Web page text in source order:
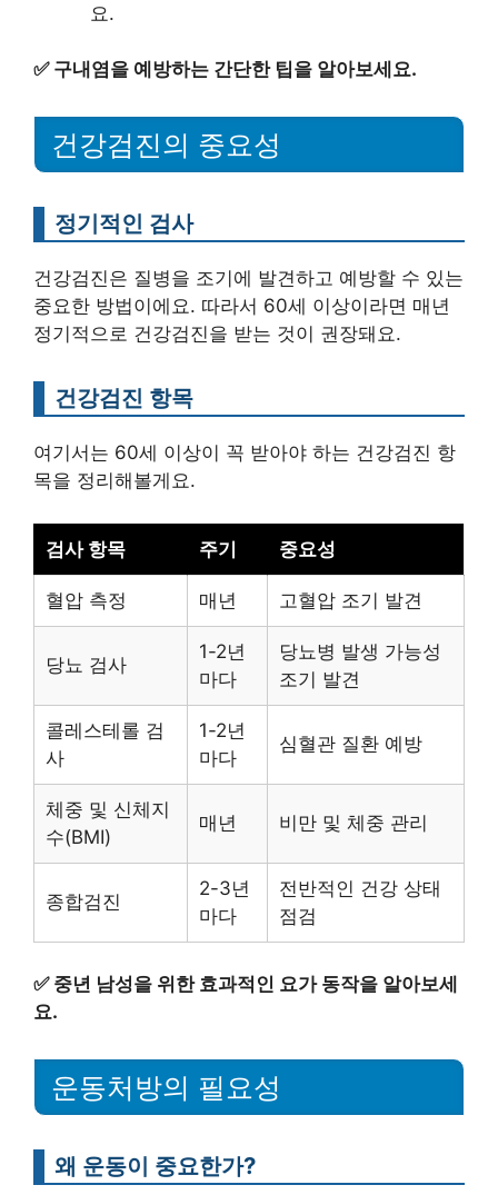
요.
✅ 구내염을 예방하는 간단한 팁을 알아보세요.
건강검진의 중요성
정기적인 검사
건강검진은 질병을 조기에 발견하고 예방할 수 있는
중요한 방법이에요. 따라서 60세 이상이라면 매년
정기적으로 건강검진을 받는 것이 권장돼요.
건강검진 항목
여기서는 60세 이상이 꼭 받아야 하는 건강검진 항
목을 정리해볼게요.
검사 항목 주기 중요성
혈압 측정 매년 고혈압 조기 발견
당뇨 검사
1-2년
마다
당뇨병 발생 가능성
조기 발견
콜레스테롤 검
사
1-2년
마다
심혈관 질환 예방
체중 및 신체지
수(BMI)
매년 비만 및 체중 관리
종합검진
2-3년
마다
전반적인 건강 상태
점검
✅ 중년 남성을 위한 효과적인 요가 동작을 알아보세
요.
운동처방의 필요성
왜 운동이 중요한가?